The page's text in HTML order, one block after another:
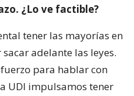
¿Lo ve factible?
tener las mayorías en
adelante las leyes.
para hablar con
UDI impulsamos tener